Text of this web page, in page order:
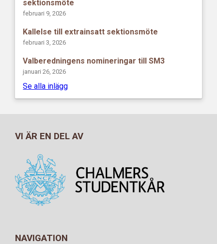
sektionsmöte
februari 9, 2026
Kallelse till extrainsatt sektionsmöte
februari 3, 2026
Valberedningens nomineringar till SM3
januari 26, 2026
Se alla inlägg
VI ÄR EN DEL AV
NAVIGATION